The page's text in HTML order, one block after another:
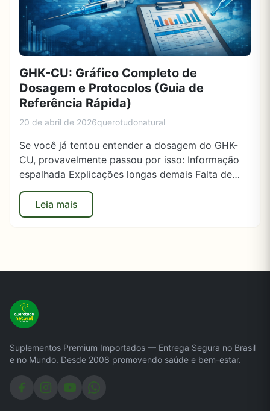
GHK-CU: Gráfico Completo de
Dosagem e Protocolos (Guia de
Referência Rápida)
20 de abril de 2026querotudonatural
Se você já tentou entender a dosagem do GHK-
CU, provavelmente passou por isso: Informação
espalhada Explicações longas demais Falta de…
Leia mais
Suplementos Premium Importados — Entrega Segura no Brasil
e no Mundo. Desde 2008 promovendo saúde e bem-estar.